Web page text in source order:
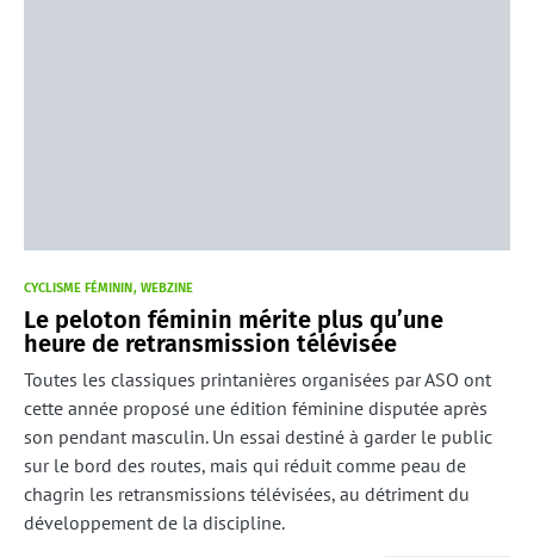
CYCLISME FÉMININ WEBZINE
Le peloton féminin mérite plus qu’une
heure de retransmission télévisée
Toutes les classiques printanières organisées par ASO ont
cette année proposé une édition féminine disputée après
son pendant masculin. Un essai destiné à garder le public
sur le bord des routes, mais qui réduit comme peau de
chagrin les retransmissions télévisées, au détriment du
développement de la discipline.